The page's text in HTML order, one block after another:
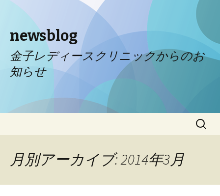
newsblog
金子レディースクリニックからのお
知らせ
検
月別アーカイブ: 2014年3月